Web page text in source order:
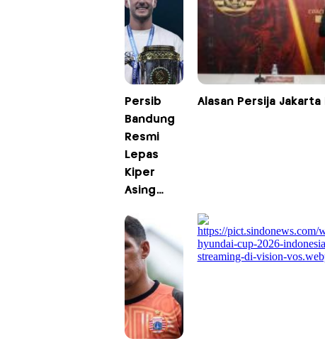
Persib
Bandung
Resmi
Lepas
Kiper
Asing
Przybek
Alasan Persija